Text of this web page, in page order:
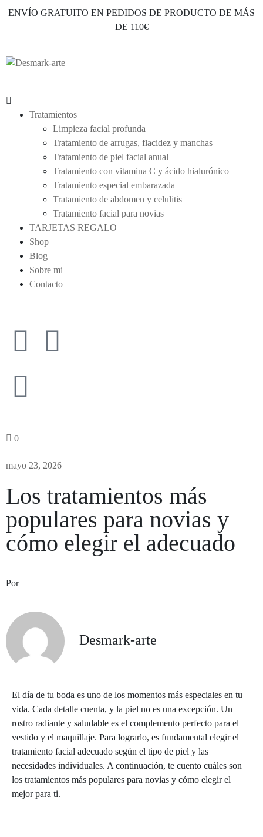
ENVÍO GRATUITO EN PEDIDOS DE PRODUCTO DE MÁS
DE 110€
Tratamientos
Limpieza facial profunda
Tratamiento de arrugas, flacidez y manchas
Tratamiento de piel facial anual
Tratamiento con vitamina C y ácido hialurónico
Tratamiento especial embarazada
Tratamiento de abdomen y celulitis
Tratamiento facial para novias
TARJETAS REGALO
Shop
Blog
Sobre mi
Contacto
0
mayo 23, 2026
Los tratamientos más
populares para novias y
cómo elegir el adecuado
Por
Desmark-arte
El día de tu boda es uno de los momentos más especiales en tu
vida. Cada detalle cuenta, y la piel no es una excepción. Un
rostro radiante y saludable es el complemento perfecto para el
vestido y el maquillaje. Para lograrlo, es fundamental elegir el
tratamiento facial adecuado según el tipo de piel y las
necesidades individuales. A continuación, te cuento cuáles son
los tratamientos más populares para novias y cómo elegir el
mejor para ti.